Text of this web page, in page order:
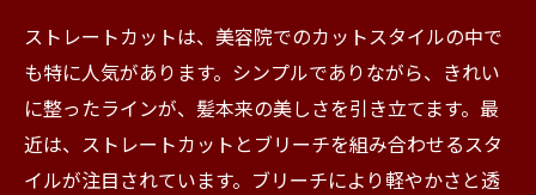
ストレートカットは、美容院でのカットスタイルの中で
も特に人気があります。シンプルでありながら、きれい
に整ったラインが、髪本来の美しさを引き立てます。最
近は、ストレートカットとブリーチを組み合わせるスタ
イルが注目されています。ブリーチにより軽やかさと透